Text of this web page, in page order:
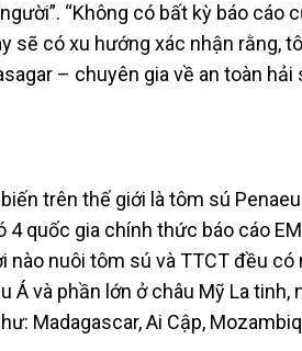
“Không có bất kỳ báo cáo
sẽ có xu hướng xác nhận rằng,
– chuyên gia về an toàn hải
trên thế giới là tôm sú
4 quốc gia chính thức báo cáo
nào nuôi tôm sú và TTCT đều
và phần lớn ở châu Mỹ La tinh,
Madagascar, Ai Cập,